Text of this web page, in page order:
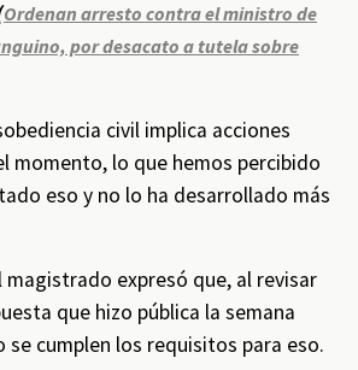
Ordenan arresto contra el ministro de
por desacato a tutela sobre
civil implica acciones
momento, lo que hemos percibido
eso y no lo ha desarrollado más
magistrado expresó que, al revisar
que hizo pública la semana
se cumplen los requisitos para eso.